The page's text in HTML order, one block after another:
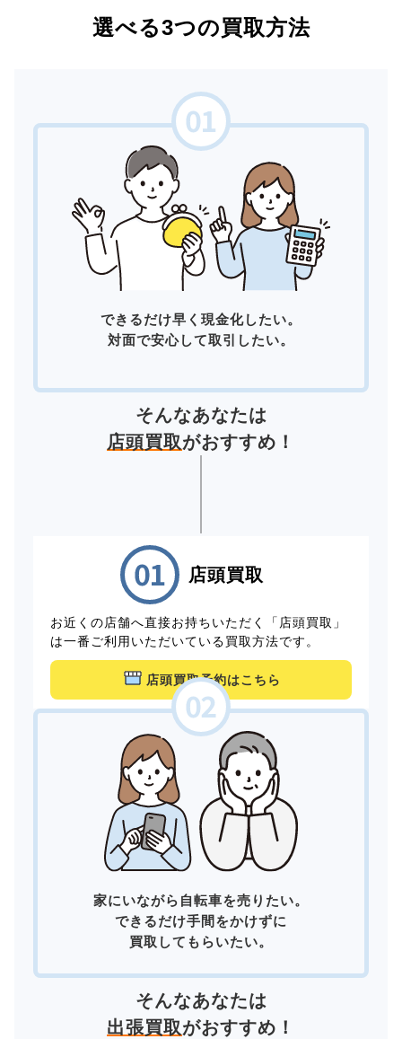
選べる3つの買取方法
できるだけ早く現金化したい。
対面で安心して取引したい。
そんなあなたは
店頭買取がおすすめ！
店頭買取
お近くの店舗へ直接お持ちいただく「店頭買取」
は一番ご利用いただいている買取方法です。
店頭買取予約はこちら
家にいながら自転車を売りたい。
できるだけ手間をかけずに
買取してもらいたい。
そんなあなたは
出張買取がおすすめ！